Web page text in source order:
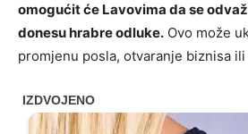
omogućit će Lavovima da se
donesu hrabre odluke. Ovo može
promjenu posla, otvaranje biznisa